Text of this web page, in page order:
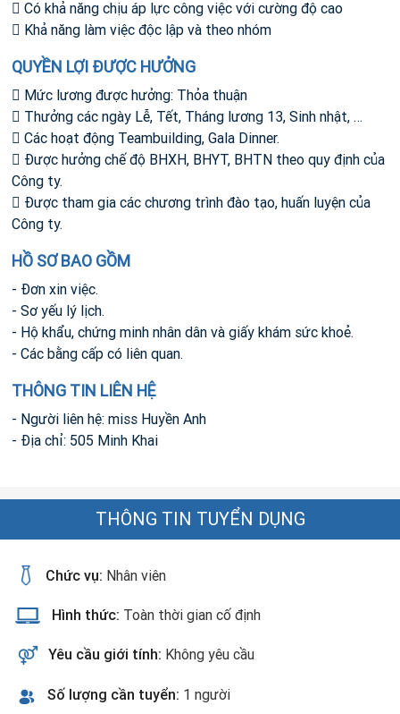
 Có khả năng chịu áp lực công việc với cường độ cao
 Khả năng làm việc độc lập và theo nhóm
QUYỀN LỢI ĐƯỢC HƯỞNG
 Mức lương được hưởng: Thỏa thuận
 Thưởng các ngày Lễ, Tết, Tháng lương 13, Sinh nhật, …
 Các hoạt động Teambuilding, Gala Dinner.
 Được hưởng chế độ BHXH, BHYT, BHTN theo quy định của
Công ty.
 Được tham gia các chương trình đào tạo, huấn luyện của
Công ty.
HỒ SƠ BAO GỒM
- Đơn xin việc.
- Sơ yếu lý lịch.
- Hộ khẩu, chứng minh nhân dân và giấy khám sức khoẻ.
- Các bằng cấp có liên quan.
THÔNG TIN LIÊN HỆ
- Người liên hệ: miss Huyền Anh
- Địa chỉ: 505 Minh Khai
THÔNG TIN TUYỂN DỤNG
Chức vụ: Nhân viên
Hình thức: Toàn thời gian cố định
Yêu cầu giới tính: Không yêu cầu
Số lượng cần tuyển: 1 người